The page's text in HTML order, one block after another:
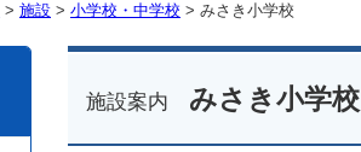
> 施設 > 小学校・中学校 > みさき小学校
施設案内 みさき小学校